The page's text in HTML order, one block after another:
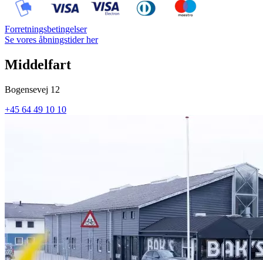
Forretningsbetingelser
Se vores åbningstider her
Middelfart
Bogensevej 12
+45 64 49 10 10